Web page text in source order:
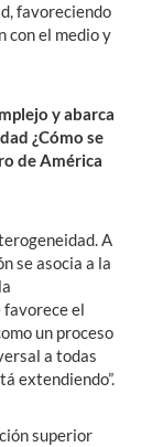
favoreciendo
con el medio y
y abarca
¿Cómo se
de América
A
se asocia a la
el
un proceso
a todas
extendiendo”.
superior